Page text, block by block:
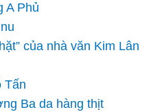
A Phủ
của nhà văn Kim Lân
Tấn
Ba da hàng thịt